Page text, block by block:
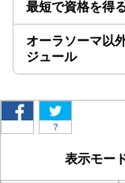
最短で資格を得
オーラソーマ以
ジュール
?
表示モー